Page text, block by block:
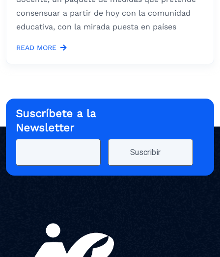
consensuar a partir de hoy con la comunidad
educativa, con la mirada puesta en países
READ MORE
Suscríbete a la
Newsletter